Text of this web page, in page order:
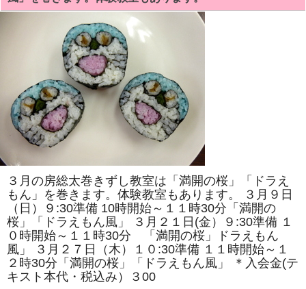
き
「正
ち
ゃ
ん」
ま
す。
体
験
教
室
も
あ
り
ま
す。
は
３月の房総太巻きずし教室は「満開の桜」「ドラえ
もん」を巻きます。体験教室もあります。 ３月９日
（日）９:30準備 10時開始～１１時30分「満開の
桜」「ドラえもん風」 ３月２１日(金）９:30準備 １
０時開始～１１時30分 「満開の桜」ドラえもん
風」 ３月２７日（木）１０:30準備 １１時開始～１
２時30分「満開の桜」「ドラえもん風」 ＊入会金(テ
キスト本代・税込み）３00